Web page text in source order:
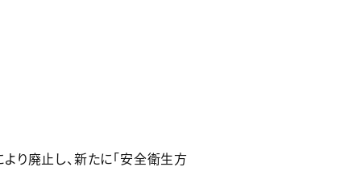
り廃止し、新たに「安全衛生方